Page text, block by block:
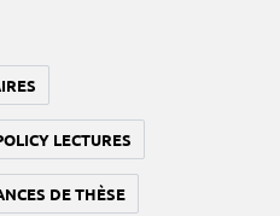
LECTURES
DE THÈSE